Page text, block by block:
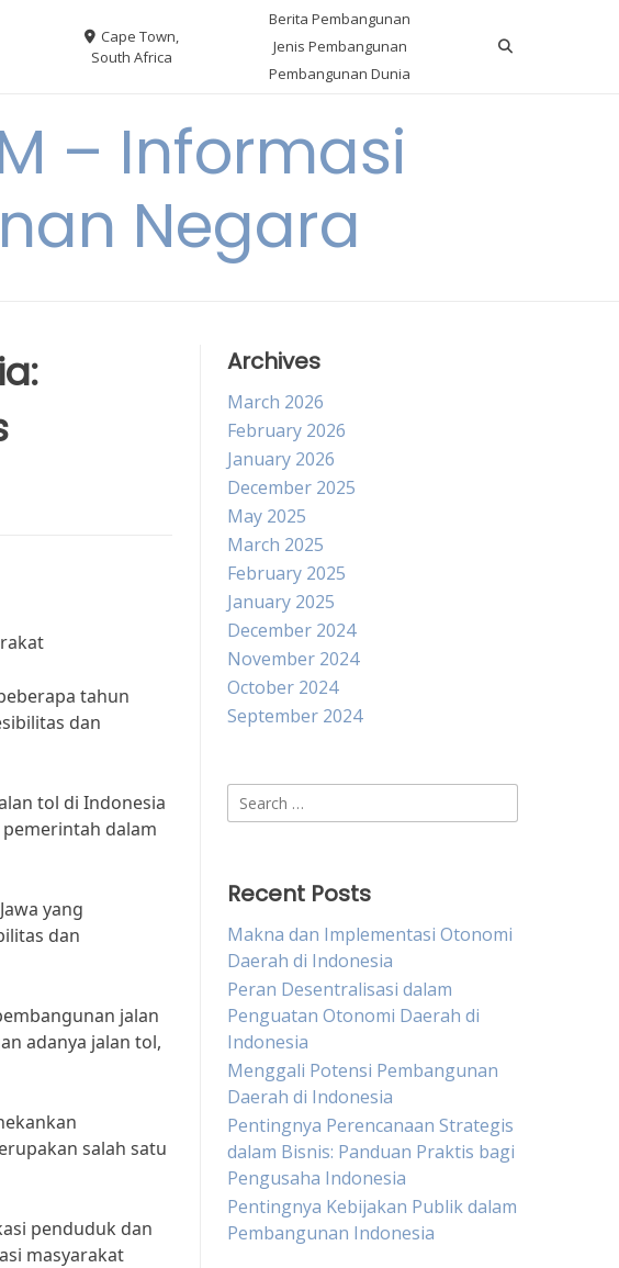
Cape Town,
South Africa
Berita Pembangunan
Jenis Pembangunan
Pembangunan Dunia
– Informasi
Negara
tahun
dan
tol di Indonesia
dalam
yang
dan
jalan
adanya jalan tol,
salah satu
penduduk dan
masyarakat
Archives
March 2026
February 2026
January 2026
December 2025
May 2025
March 2025
February 2025
January 2025
December 2024
November 2024
October 2024
September 2024
Search
for:
Recent Posts
Makna dan Implementasi Otonomi
Daerah di Indonesia
Peran Desentralisasi dalam
Penguatan Otonomi Daerah di
Indonesia
Menggali Potensi Pembangunan
Daerah di Indonesia
Pentingnya Perencanaan Strategis
dalam Bisnis: Panduan Praktis bagi
Pengusaha Indonesia
Pentingnya Kebijakan Publik dalam
Pembangunan Indonesia